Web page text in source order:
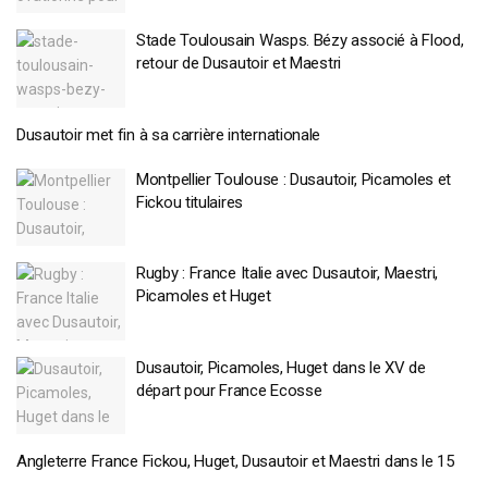
Stade Toulousain Wasps. Bézy associé à Flood,
retour de Dusautoir et Maestri
Dusautoir met fin à sa carrière internationale
Montpellier Toulouse : Dusautoir, Picamoles et
Fickou titulaires
Rugby : France Italie avec Dusautoir, Maestri,
Picamoles et Huget
Dusautoir, Picamoles, Huget dans le XV de
départ pour France Ecosse
Angleterre France Fickou, Huget, Dusautoir et Maestri dans le 15